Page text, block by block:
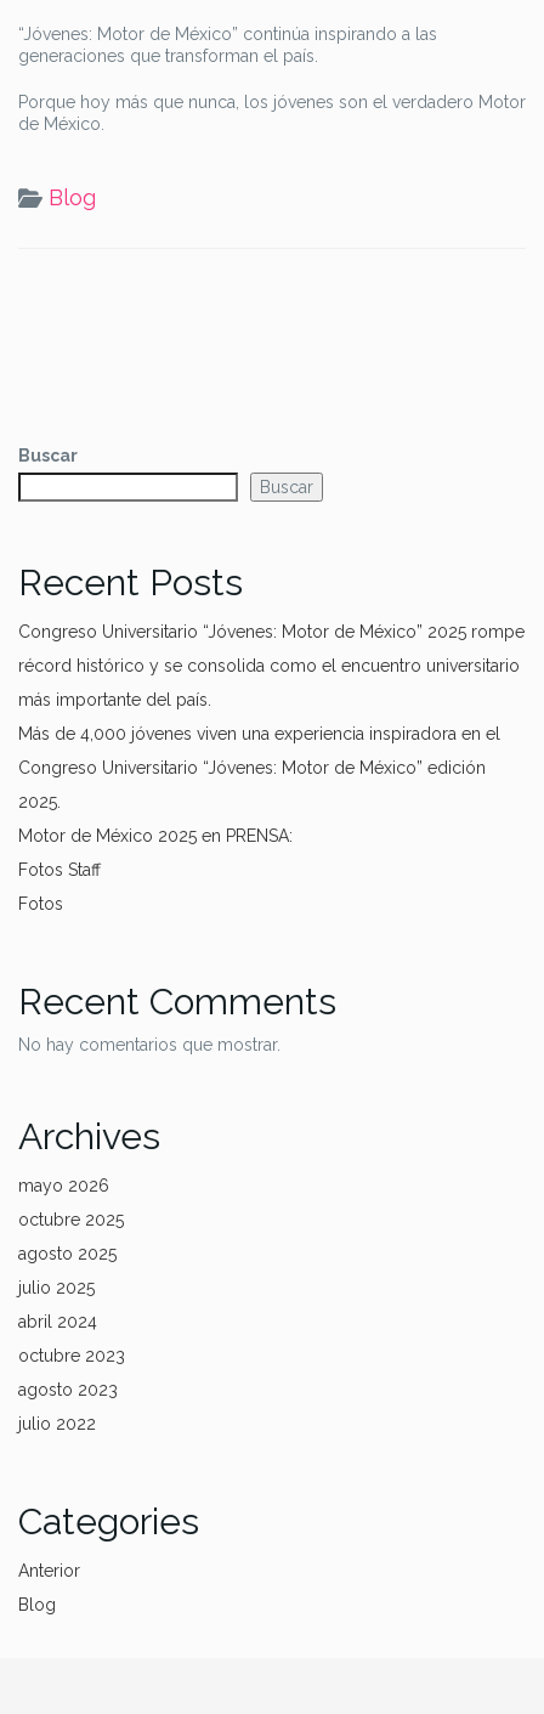
“Jóvenes: Motor de México” continúa inspirando a las
generaciones que transforman el país.
Porque hoy más que nunca, los jóvenes son el verdadero Motor
de México.
Blog
Buscar
Buscar
Recent Posts
Congreso Universitario “Jóvenes: Motor de México” 2025 rompe
récord histórico y se consolida como el encuentro universitario
más importante del país.
Más de 4,000 jóvenes viven una experiencia inspiradora en el
Congreso Universitario “Jóvenes: Motor de México” edición
2025.
Motor de México 2025 en PRENSA:
Fotos Staff
Fotos
Recent Comments
No hay comentarios que mostrar.
Archives
mayo 2026
octubre 2025
agosto 2025
julio 2025
abril 2024
octubre 2023
agosto 2023
julio 2022
Categories
Anterior
Blog